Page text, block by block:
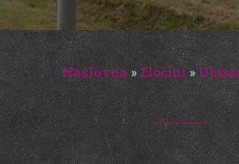
Naslovna »Zločini »